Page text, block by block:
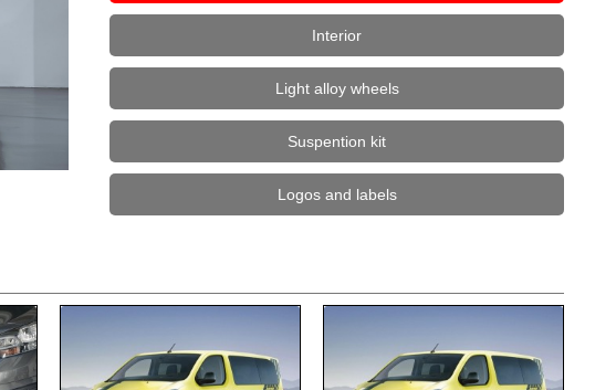
Interior
Light alloy wheels
Suspention kit
Logos and labels